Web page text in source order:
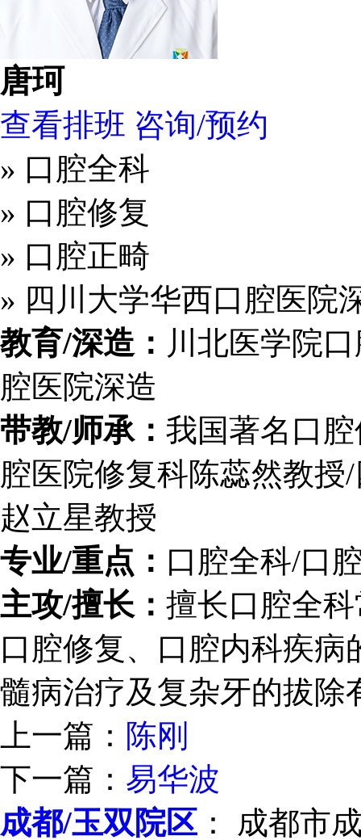
唐珂
查看排班 咨询/预约
» 口腔全科
» 口腔修复
» 口腔正畸
» 四川大学华西口腔医院
教育/深造： 川北医学院
腔医院深造
带教/师承： 我国著名口
腔医院修复科陈蕊然教
赵立星教授
专业/重点： 口腔全科/口
主攻/擅长： 擅长口腔全
口腔修复、口腔内科疾
髓病治疗及复杂牙的拔除
上一篇： 陈刚
下一篇： 易华波
成都/玉双院区 ： 成都市